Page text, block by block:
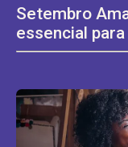
Setembro
essencial